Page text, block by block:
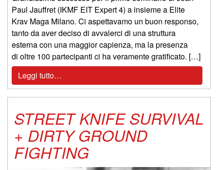
Paul Jauffret (IKMF EIT Expert 4) a insieme a Elite
Krav Maga Milano. Ci aspettavamo un buon responso,
tanto da aver deciso di avvalerci di una struttura
esterna con una maggior capienza, ma la presenza
di oltre 100 partecipanti ci ha veramente gratificato. […]
Leggi tutto…
STREET KNIFE SURVIVAL
+ DIRTY GROUND
FIGHTING